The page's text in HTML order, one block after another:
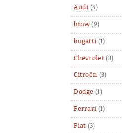
Audi (4)
bmw (9)
bugatti (1)
Chevrolet(3)
Citroën (3)
Dodge (1)
Ferrari (1)
Fiat (3)